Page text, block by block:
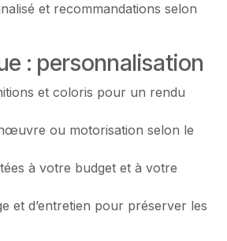
et recommandations selon
: personnalisation
et coloris pour un rendu
ou motorisation selon le
à votre budget et à votre
et d’entretien pour préserver les